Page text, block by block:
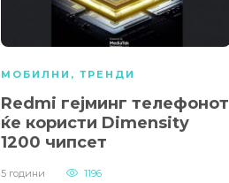
МОБИЛНИ , ТРЕНДИ
Redmi гејминг телефонот
ќе користи Dimensity
1200 чипсет
5 години 1196